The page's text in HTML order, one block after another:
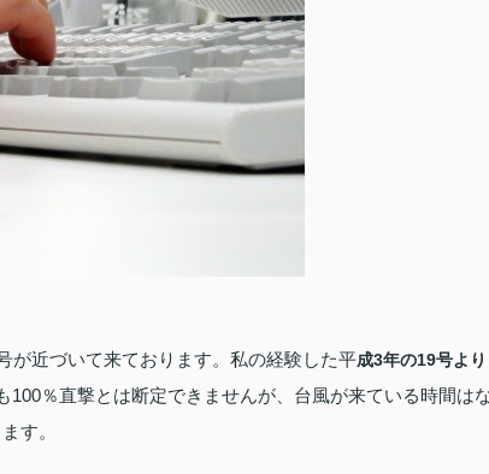
が近づいて来ております。私の経験した平成3年の19号より
％直撃とは断定できませんが、台風が来ている時間は
す。